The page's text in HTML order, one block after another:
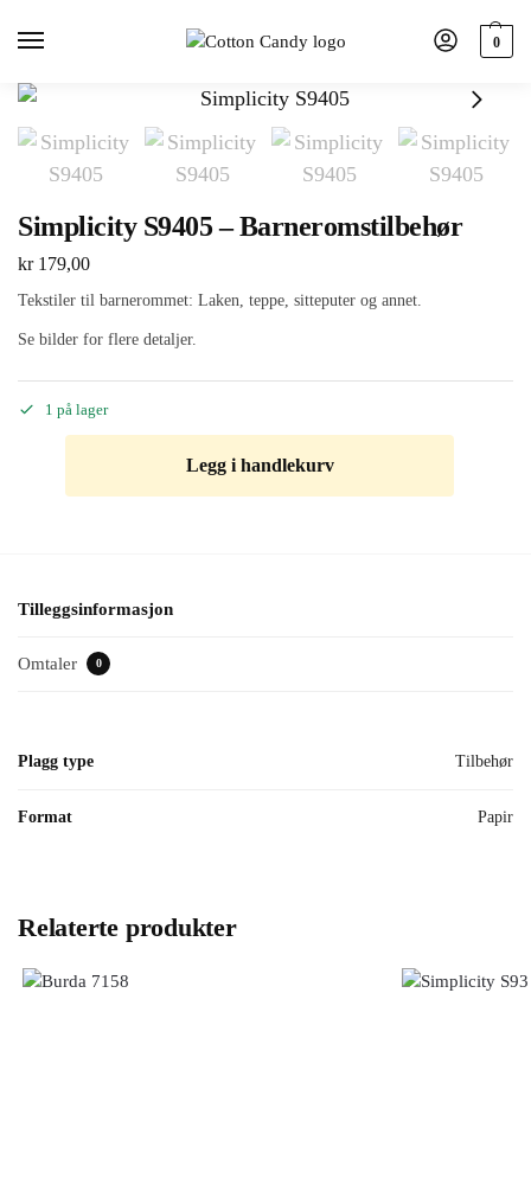
0
Simplicity S9405 – Barneromstilbehør
kr179,00
Tekstiler til barnerommet: Laken, teppe, sitteputer og annet.
Se bilder for flere detaljer.
1 på lager
Legg i handlekurv
Tilleggsinformasjon
Omtaler 0
Plagg type Tilbehør
Format Papir
Relaterte produkter